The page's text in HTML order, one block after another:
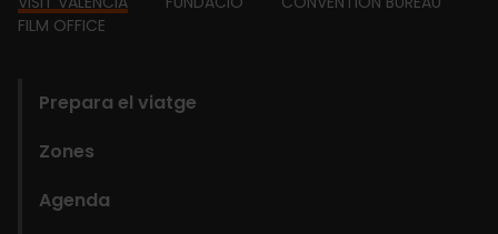
Footer
FILM OFFICE
Prepara el viatge
Zones
Agenda